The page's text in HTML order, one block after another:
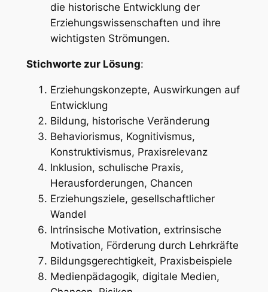
die historische Entwicklung der
Erziehungswissenschaften und ihre
wichtigsten Strömungen.
Stichworte zur Lösung:
Erziehungskonzepte, Auswirkungen auf
Entwicklung
Bildung, historische Veränderung
Behaviorismus, Kognitivismus,
Konstruktivismus, Praxisrelevanz
Inklusion, schulische Praxis,
Herausforderungen, Chancen
Erziehungsziele, gesellschaftlicher
Wandel
Intrinsische Motivation, extrinsische
Motivation, Förderung durch Lehrkräfte
Bildungsgerechtigkeit, Praxisbeispiele
Medienpädagogik, digitale Medien,